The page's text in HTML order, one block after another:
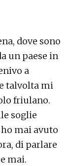
dove sono
un paese in
a
talvolta mi
friulano.
soglie
mai avuto
di parlare
mai.